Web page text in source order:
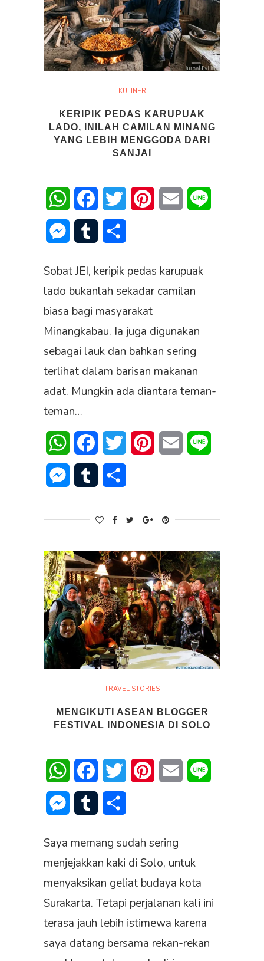
KULINER
KERIPIK PEDAS KARUPUAK
LADO, INILAH CAMILAN MINANG
YANG LEBIH MENGGODA DARI
SANJAI
WhatsAppFacebookTwitter PinterestEmail
Messenger
Tumblr
Sobat JEI, keripik pedas karupuak
lado bukanlah sekadar camilan
biasa bagi masyarakat
Minangkabau. Ia juga digunakan
sebagai lauk dan bahkan sering
terlihat dalam barisan makanan
adat. Mungkin ada diantara teman-
teman…
WhatsAppFacebookTwitter PinterestEmail
Messenger
Tumblr
TRAVEL STORIES
MENGIKUTI ASEAN BLOGGER
FESTIVAL INDONESIA DI SOLO
WhatsAppFacebookTwitter PinterestEmail
Messenger
Tumblr
Saya memang sudah sering
menjejakkan kaki di Solo, untuk
menyaksikan geliat budaya kota
Surakarta. Tetapi perjalanan kali ini
terasa jauh lebih istimewa karena
saya datang bersama rekan-rekan